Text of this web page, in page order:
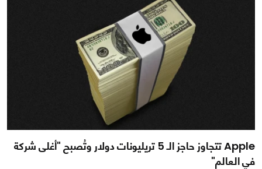
Apple تتجاوز حاجز الـ 5 تريليونات دولار وتُصبح "أغلى شركة
في العالم"